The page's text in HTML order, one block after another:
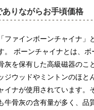
ありながらお手頃価格
ファインボーンチャイナ」
。 ボーンチャイナとは、ボ
灰を保有した高級磁器のこ
ジウッドやミントンのほと
イナが使用されています。
牛骨灰の含有量が多く、品